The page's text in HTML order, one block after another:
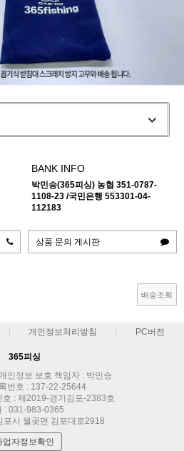
BANK INFO
박민승(365피싱) 농협 351-0787-
1108-23 /국민은행 553301-04-
112183
상품 문의 게시판
배송조회
개인정보처리방침 PC버전
365피싱
인정보 보호 책임자 : 박민승
번호 : 137-22-25644
호 : 제2019-경기김포-2383호
: 031-983-0365
포시 월곶면 김포대로2918
업자정보확인